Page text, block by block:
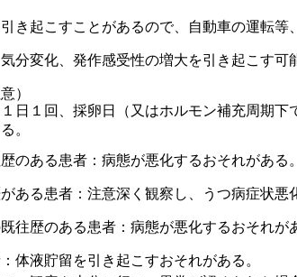
起こすことがあるので、自動車の運転等
変化、発作感受性の増大を引き起こす可
）
ある患者：病態が悪化するおそれがある。
る患者：注意深く観察し、うつ病症状悪
歴のある患者：病態が悪化するおそれが
液貯留を引き起こすおそれがある。
日１回、採卵日（又はホルモン補充周期
。